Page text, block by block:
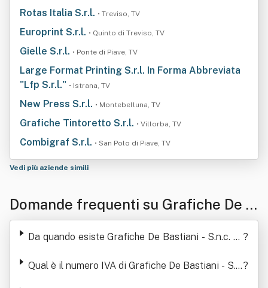
Rotas Italia S.r.l. • Treviso, TV
Europrint S.r.l. • Quinto di Treviso, TV
Gielle S.r.l. • Ponte di Piave, TV
Large Format Printing S.r.l. In Forma Abbreviata
"Lfp S.r.l." • Istrana, TV
New Press S.r.l. • Montebelluna, TV
Grafiche Tintoretto S.r.l. • Villorba, TV
Combigraf S.r.l. • San Polo di Piave, TV
Vedi più aziende simili
Domande frequenti su Grafiche De B
astiani - S.n.c. Di De Bastiani A & C.
Da quando esiste Grafiche De Bastiani - S.n.c. Di ?
Qual è il numero IVA di Grafiche De Bastiani - S.n.?